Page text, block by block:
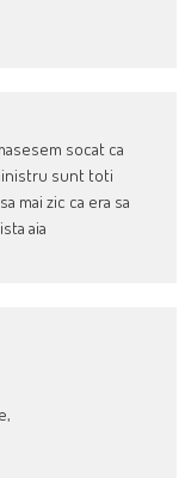
socat ca
sunt toti
mai zic ca era sa
aia